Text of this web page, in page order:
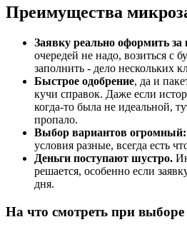
Преимущества
Заявку реально оформить за
очередей не надо, возиться с
заполнить - дело нескольких
Быстрое одобрение, да и
кучи справок. Даже если
когда-то была не идеальной,
пропало.
Выбор вариантов огромный:
условия разные, всегда есть
Деньги поступают шустро.
решается, особенно если
дня.
На что смотреть при